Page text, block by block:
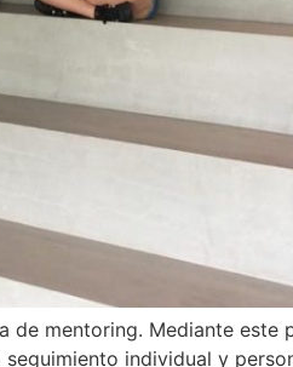
de mentoring. Mediante este
individual y